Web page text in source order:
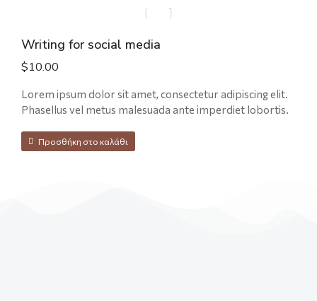
Writing for social media
$10.00
Lorem ipsum dolor sit amet, consectetur adipiscing elit.
Phasellus vel metus malesuada ante imperdiet lobortis.
Προσθήκη στο καλάθι